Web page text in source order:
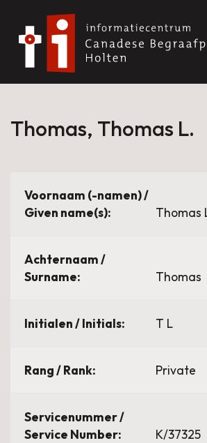
Thomas, Thomas L.
Voornaam (-namen) /
Given name(s):
Thomas
Achternaam /
Surname:
Thomas
Initialen / Initials: T L
Rang / Rank: Private
Servicenummer /
Service Number:
K/37325